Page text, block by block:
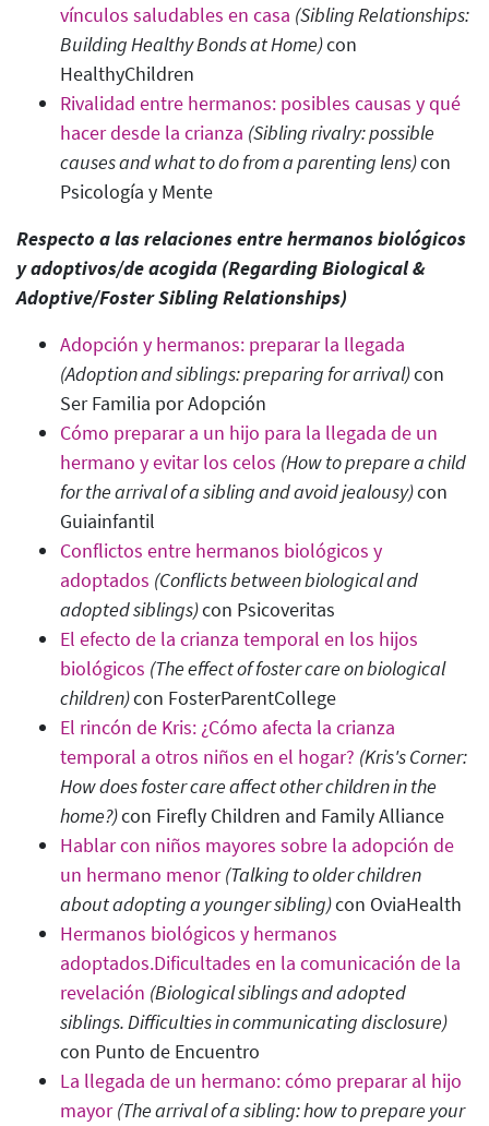
vínculos saludables en casa (Sibling Relationships:
Building Healthy Bonds at Home)con
HealthyChildren
Rivalidad entre hermanos: posibles causas y qué
hacer desde la crianza (Sibling rivalry: possible
causes and what to do from a parenting lens)con
Psicología y Mente
Respecto a las relaciones entre hermanos biológicos
y adoptivos/de acogida (Regarding Biological &
Adoptive/Foster Sibling Relationships)
Adopción y hermanos: preparar la llegada
(Adoption and siblings: preparing for arrival)con
Ser Familia por Adopción
Cómo preparar a un hijo para la llegada de un
hermano y evitar los celos (How to prepare a child
for the arrival of a sibling and avoid jealousy)con
Guiainfantil
Conflictos entre hermanos biológicos y
adoptados (Conflicts between biological and
adopted siblings)con Psicoveritas
El efecto de la crianza temporal en los hijos
biológicos (The effect of foster care on biological
children)con FosterParentCollege
El rincón de Kris: ¿Cómo afecta la crianza
temporal a otros niños en el hogar? (Kris's Corner:
How does foster care affect other children in the
home?)con Firefly Children and Family Alliance
Hablar con niños mayores sobre la adopción de
un hermano menor (Talking to older children
about adopting a younger sibling)con OviaHealth
Hermanos biológicos y hermanos
adoptados.Dificultades en la comunicación de la
revelación (Biological siblings and adopted
siblings. Difficulties in communicating disclosure)
con Punto de Encuentro
La llegada de un hermano: cómo preparar al hijo
mayor (The arrival of a sibling: how to prepare your